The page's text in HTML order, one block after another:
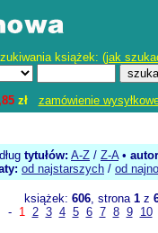
książek: (jak
zł
zamówienie
tytułów: A-Z / Z-A•
od najstarszych / od
książek: 606, strona 1z
- 1 2 3 4 5 6 7 8 9 10